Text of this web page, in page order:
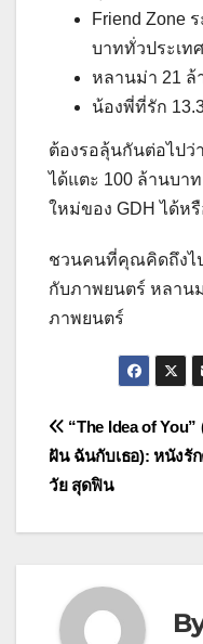
Friend Zone
บาททั่วประเทศ
หลานม่า 21 ล้
น้องพี่ที่รัก
ต้องรอลุ้นกันต่อไปว่
ได้แตะ 100 ล้านบา
ใหม่ของ GDH ได้ห
ชวนคนที่คุณคิดถึงไ
กับภาพยนตร์ หลาน
ภาพยนตร์
แนะแนว
เรื่อง
“The Idea of
ฝัน ฉันกับเธอ): หนังรั
วัย สุดฟิน